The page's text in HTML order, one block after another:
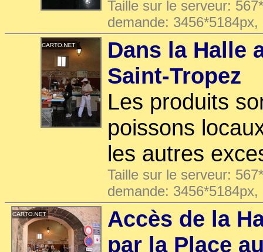
Taille sur le serveur:
demande:
Dans la Halle
Saint-Tropez
Les produits
poissons
les autres
Taille sur le serveur:
demande:
Accès de la
par la Place